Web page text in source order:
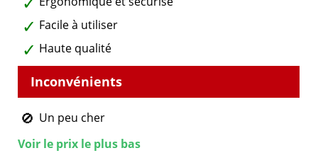
Facile à utiliser
Haute qualité
Un peu cher
Voir le prix le plus bas